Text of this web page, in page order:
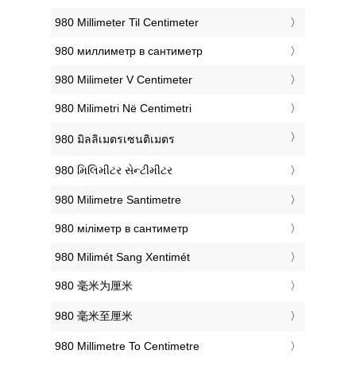
‎980 Millimeter Til Centimeter
‎980 миллиметр в сантиметр
‎980 Milimeter V Centimeter
‎980 Milimetri Në Centimetri
‎980 มิลลิเมตรเซนติเมตร
‎980 મિલિમીટર સેન્ટીમીટર
‎980 Milimetre Santimetre
‎980 міліметр в сантиметр
‎980 Milimét Sang Xentimét
‎980 毫米为厘米
‎980 毫米至厘米
‎980 Millimetre To Centimetre